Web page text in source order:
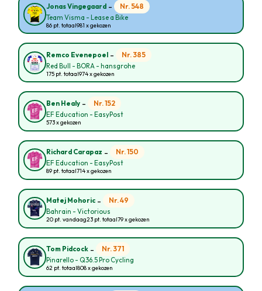
Jonas Vingegaard - Nr. 548
Team Visma - Lease a Bike
86 pt. totaal981 x gekozen
Remco Evenepoel - Nr. 385
Red Bull - BORA - hansgrohe
175 pt. totaal974 x gekozen
Ben Healy - Nr. 152
EF Education - EasyPost
573 x gekozen
Richard Carapaz - Nr. 150
EF Education - EasyPost
89 pt. totaal714 x gekozen
Matej Mohoric - Nr. 49
Bahrain - Victorious
20 pt. vandaag23 pt. totaal79 x gekozen
Tom Pidcock - Nr. 371
Pinarello - Q36.5 Pro Cycling
62 pt. totaal808 x gekozen